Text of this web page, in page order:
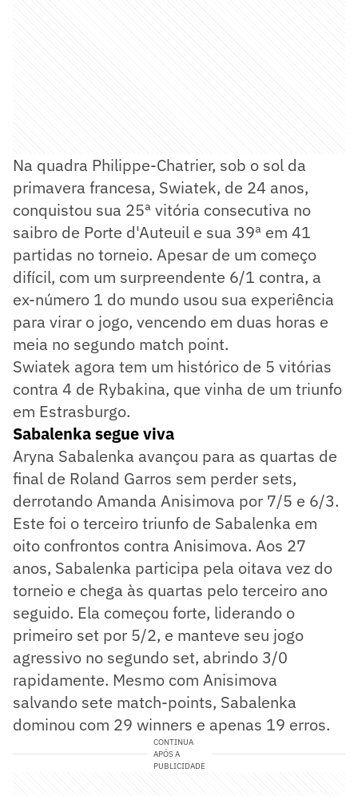
Na quadra Philippe-Chatrier, sob o sol da
primavera francesa, Swiatek, de 24 anos,
conquistou sua 25ª vitória consecutiva no
saibro de Porte d'Auteuil e sua 39ª em 41
partidas no torneio. Apesar de um começo
difícil, com um surpreendente 6/1 contra, a
ex-número 1 do mundo usou sua experiência
para virar o jogo, vencendo em duas horas e
meia no segundo match point.
Swiatek agora tem um histórico de 5 vitórias
contra 4 de Rybakina, que vinha de um triunfo
em Estrasburgo.
Sabalenka segue viva
Aryna Sabalenka avançou para as quartas de
final de Roland Garros sem perder sets,
derrotando Amanda Anisimova por 7/5 e 6/3.
Este foi o terceiro triunfo de Sabalenka em
oito confrontos contra Anisimova. Aos 27
anos, Sabalenka participa pela oitava vez do
torneio e chega às quartas pelo terceiro ano
seguido. Ela começou forte, liderando o
primeiro set por 5/2, e manteve seu jogo
agressivo no segundo set, abrindo 3/0
rapidamente. Mesmo com Anisimova
salvando sete match-points, Sabalenka
dominou com 29 winners e apenas 19 erros.
CONTINUA
APÓS A
PUBLICIDADE